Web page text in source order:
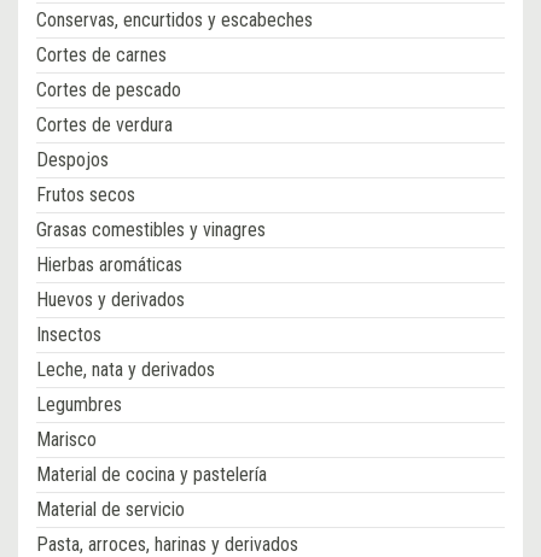
Conservas, encurtidos y escabeches
Cortes de carnes
Cortes de pescado
Cortes de verdura
Despojos
Frutos secos
Grasas comestibles y vinagres
Hierbas aromáticas
Huevos y derivados
Insectos
Leche, nata y derivados
Legumbres
Marisco
Material de cocina y pastelería
Material de servicio
Pasta, arroces, harinas y derivados